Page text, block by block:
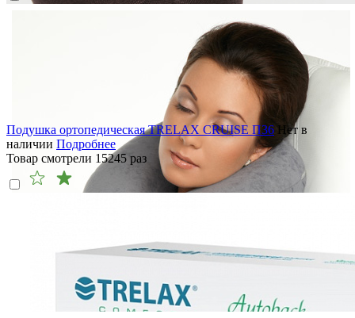
Подушка ортопедическая TRELAX CRUISE П36 Нет в
наличии Подробнее
Товар смотрели 15245 раз